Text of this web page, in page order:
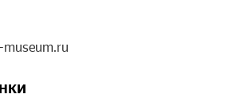
museum.ru